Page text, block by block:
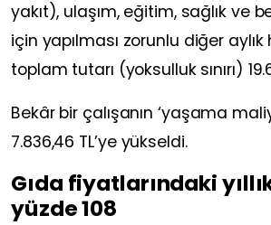
yakıt), ulaşım, eğitim, sağlık ve
için yapılması zorunlu diğer aylık
toplam tutarı (yoksulluk sınırı)
Bekâr bir çalışanın ‘yaşama
7.836,46 TL’ye yükseldi.
Gıda fiyatlarındaki
yüzde 108